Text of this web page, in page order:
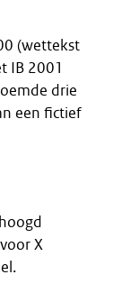
(wettekst
IB 2001
drie
een fictief
X